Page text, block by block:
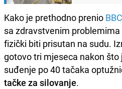
Kako je prethodno prenio BBC
sa zdravstvenim
fizički biti prisutan na sudu.
gotovo tri mjeseca nakon
suđenje po 40 tačaka
tačke za silovanje.